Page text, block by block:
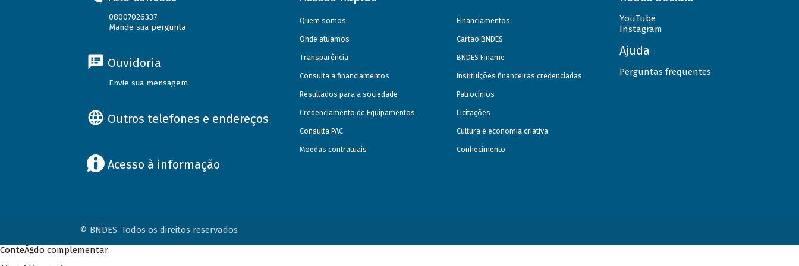
08007026337
Mande sua pergunta
Ouvidoria
Envie sua mensagem
Outros telefones e endereços
Acesso à informação
Quem somos
Onde atuamos
Transparência
Consulta a financiamentos
Resultados para a sociedade
Credenciamento de Equipamentos
Consulta PAC
Moedas contratuais
Financiamentos
Cartão BNDES
BNDES Finame
Instituições financeiras credenciadas
Patrocínios
Licitações
Cultura e economia criativa
Conhecimento
YouTube
Instagram
Ajuda
Perguntas frequentes
© BNDES. Todos os direitos reservados
ConteÃºdo complementar